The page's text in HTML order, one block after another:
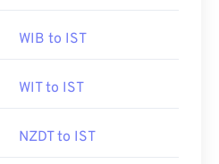
WIB to IST
WIT to IST
NZDT to IST